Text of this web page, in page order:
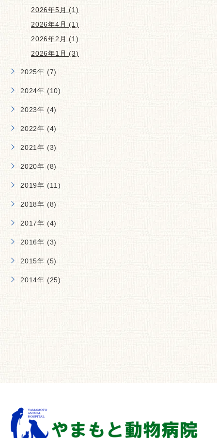
2026年5月 (1)
2026年4月 (1)
2026年2月 (1)
2026年1月 (3)
2025年 (7)
2024年 (10)
2023年 (4)
2022年 (4)
2021年 (3)
2020年 (8)
2019年 (11)
2018年 (8)
2017年 (4)
2016年 (3)
2015年 (5)
2014年 (25)